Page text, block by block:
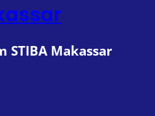
STIBA Makassar